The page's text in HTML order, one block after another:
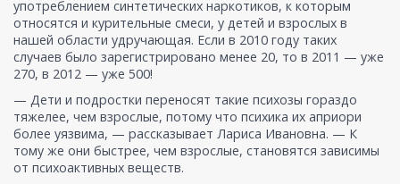
употреблением синтетических наркотиков, к которым
относятся и курительные смеси, у детей и взрослых в
нашей области удручающая. Если в 2010 году таких
случаев было зарегистрировано менее 20, то в 2011 — уже
270, в 2012 — уже 500!
— Дети и подростки переносят такие психозы гораздо
тяжелее, чем взрослые, потому что психика их априори
более уязвима, — рассказывает Лариса Ивановна. — К
тому же они быстрее, чем взрослые, становятся зависимы
от психоактивных веществ.